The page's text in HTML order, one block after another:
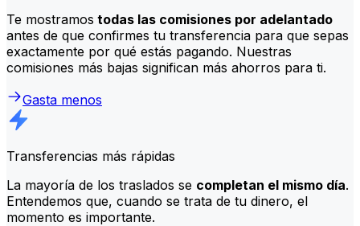
Te mostramos todas las comisiones por adelantado
antes de que confirmes tu transferencia para que sepas
exactamente por qué estás pagando. Nuestras
comisiones más bajas significan más ahorros para ti.
Gasta menos
Transferencias más rápidas
La mayoría de los traslados se completan el mismo día.
Entendemos que, cuando se trata de tu dinero, el
momento es importante.